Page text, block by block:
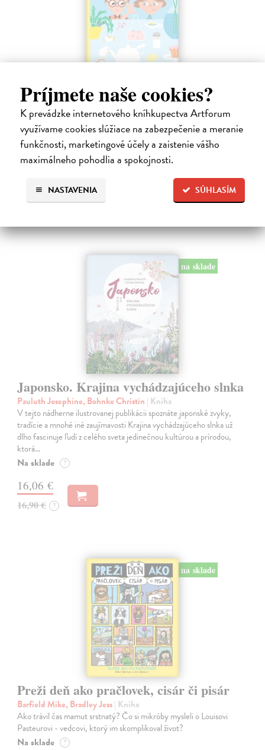
Príjmete naše cookies?
K prevádzke internetového kníhkupectva Artforum
využívame cookies slúžiace na zabezpečenie a meranie
funkčnosti, marketingové účely a zaistenie vášho
maximálneho pohodlia a spokojnosti.
SÚHLASÍM
NASTAVENIA
laboratóriu
Šušaníková Ivana| Kniha
Vedeli ste, že si doma môžete vyrobiť soľné šperky, vlastné jogurty,
recyklovaný papier aj dúhu? Vyskúšajte so svojimi deťmi tridsať
jednoduchých pokusov s bežnými predmetmi a materiálmi.
Na sklade ?
14,95 € ?
na sklade
Japonsko. Krajina vychádzajúceho slnka
Pauluth Josephine, Bohnke Christin | Kniha
V tejto nádherne ilustrovanej publikácii spoznáte japonské zvyky,
tradície a mnohé iné zaujímavosti Krajina vychádzajúceho slnka už
dlho fascinuje ľudí z celého sveta jedinečnou kultúrou a prírodou,
ktorá…
Na sklade ?
16,06 €
16,90 € ?
na sklade
Preži deň ako pračlovek, cisár či pisár
Barfield Mike, Bradley Jess| Kniha
Ako trávil čas mamut srstnatý? Čo si mikróby mysleli o Louisovi
Pasteurovi - vedcovi, ktorý im skomplikoval život?
Na sklade ?